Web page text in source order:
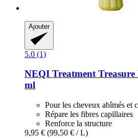
Ajouter
5.0 (1)
NEQI Treatment Treasure
ml
Pour les cheveux abîmés et
Répare les fibres capillaires
Renforce la structure
9,95 € (99,50 € / L)